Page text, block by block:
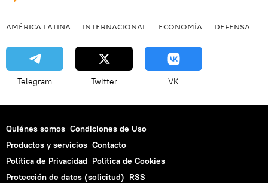
AMÉRICA LATINA INTERNACIONAL ECONOMÍA DEFENSA
Telegram Twitter VK
Quiénes somos Condiciones de Uso
Productos y servicios Contacto
Política de Privacidad Politica de Cookies
Protección de datos (solicitud) RSS